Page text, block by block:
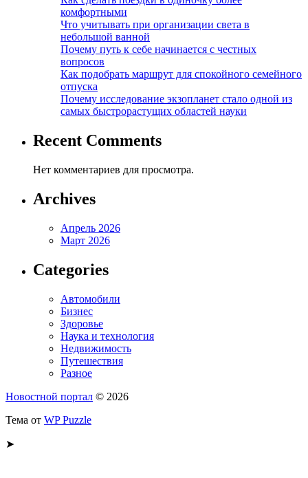
комфортными
Что учитывать при организации света в
небольшой ванной
Почему путь к себе начинается с честных
вопросов
Как подобрать маршрут для спокойного семейного
отпуска
Почему исследование экзопланет стало одной из
самых быстрорастущих областей науки
Recent Comments
Нет комментариев для просмотра.
Archives
Апрель 2026
Март 2026
Categories
Автомобили
Бизнес
Здоровье
Наука и технология
Недвижимость
Путешествия
Разное
Новостной портал © 2026
Тема от WP Puzzle
➤